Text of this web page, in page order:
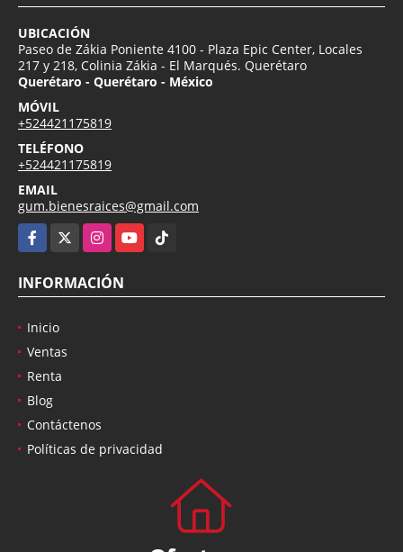
UBICACIÓN
Paseo de Zákia Poniente 4100 - Plaza Epic Center, Locales
217 y 218, Colinia Zákia - El Marqués. Querétaro
Querétaro - Querétaro - México
MÓVIL
+524421175819
TELÉFONO
+524421175819
EMAIL
gum.bienesraices@gmail.com
Facebook
InstagramYouTubeTikTok
INFORMACIÓN
Inicio
Ventas
Renta
Blog
Contáctenos
Políticas de privacidad